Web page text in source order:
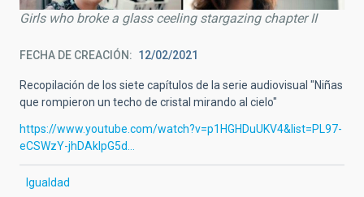
Girls who broke a glass ceeling stargazing chapter II
FECHA DE CREACIÓN 12/02/2021
Recopilación de los siete capítulos de la serie audiovisual "Niñas
que rompieron un techo de cristal mirando al cielo"
https://www.youtube.com/watch?v=p1HGHDuUKV4&list=PL97-
eCSWzY-jhDAkIpG5d…
Igualdad